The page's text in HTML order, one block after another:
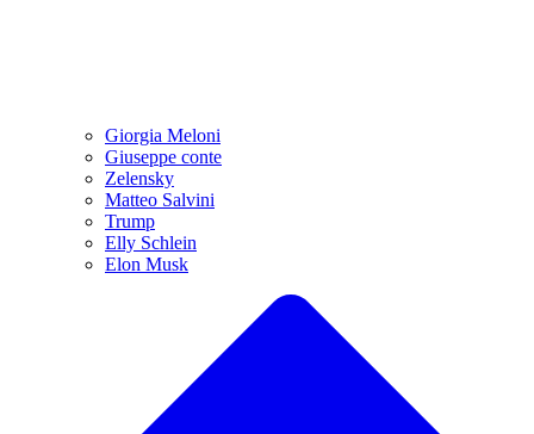
Giorgia Meloni
Giuseppe conte
Zelensky
Matteo Salvini
Trump
Elly Schlein
Elon Musk